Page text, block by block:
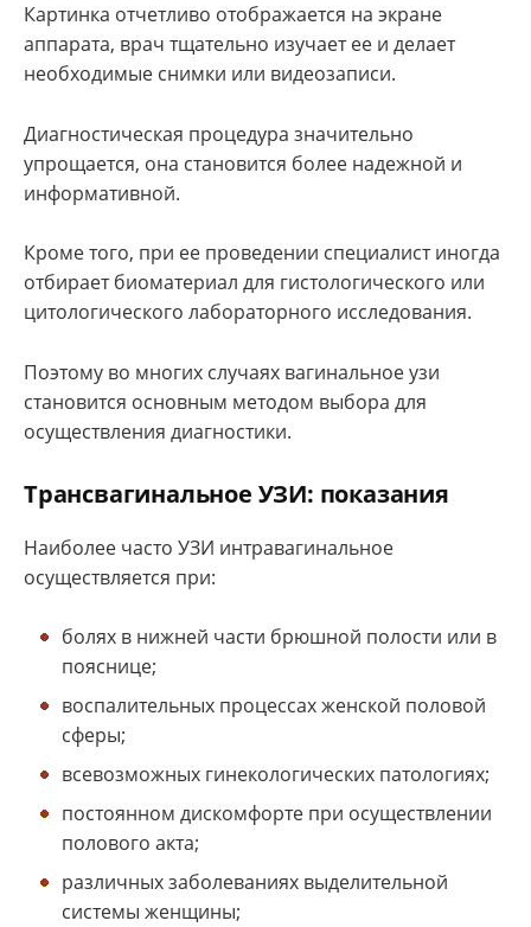
Картинка отчетливо отображается на экране
аппарата, врач тщательно изучает ее и делает
необходимые снимки или видеозаписи.
Диагностическая процедура значительно
упрощается, она становится более надежной и
информативной.
Кроме того, при ее проведении специалист иногда
отбирает биоматериал для гистологического или
цитологического лабораторного исследования.
Поэтому во многих случаях вагинальное узи
становится основным методом выбора для
осуществления диагностики.
Трансвагинальное УЗИ: показания
Наиболее часто УЗИ интравагинальное
осуществляется при:
болях в нижней части брюшной полости или в
пояснице;
воспалительных процессах женской половой
сферы;
всевозможных гинекологических патологиях;
постоянном дискомфорте при осуществлении
полового акта;
различных заболеваниях выделительной
системы женщины;